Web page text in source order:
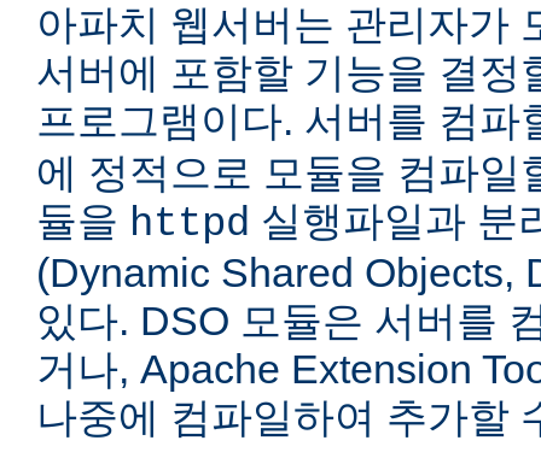
아파치 웹서버는 관리자가
서버에 포함할 기능을 결정
프로그램이다. 서버를 컴파
에 정적으로 모듈을 컴파일
듈을 httpd 실행파일과 분
(Dynamic Shared Objects,
있다. DSO 모듈은 서버를
거나, Apache Extension
나중에 컴파일하여 추가할